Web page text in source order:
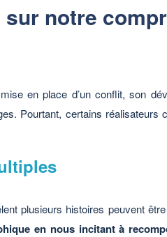
notre
en place d’un conflit, son
Pourtant, certains
plusieurs histoires peuvent
en nous incitant à